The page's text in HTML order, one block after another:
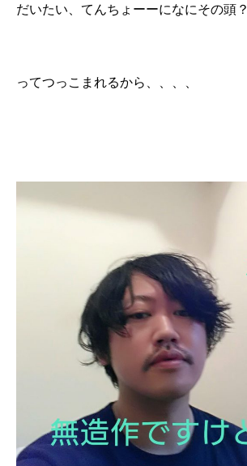
だいたい、てんちょーーになにその頭？
ってつっこまれるから、、、、